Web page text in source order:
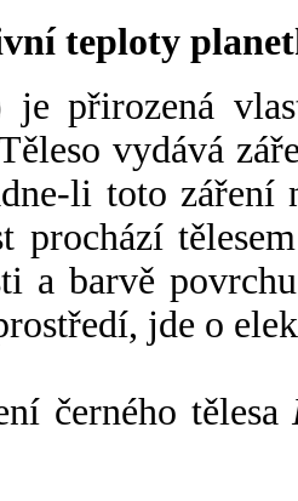
teploty
je přirozená
vydává
li toto záření
prochází
a barvě
jde o
černého tělesa